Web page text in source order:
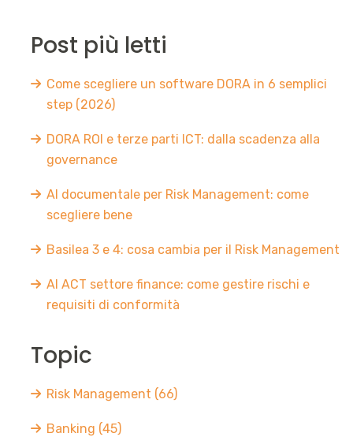
Post più letti
Come scegliere un software DORA in 6 semplici
step (2026)
DORA ROI e terze parti ICT: dalla scadenza alla
governance
AI documentale per Risk Management: come
scegliere bene
Basilea 3 e 4: cosa cambia per il Risk Management
AI ACT settore finance: come gestire rischi e
requisiti di conformità
Topic
Risk Management (66)
Banking (45)